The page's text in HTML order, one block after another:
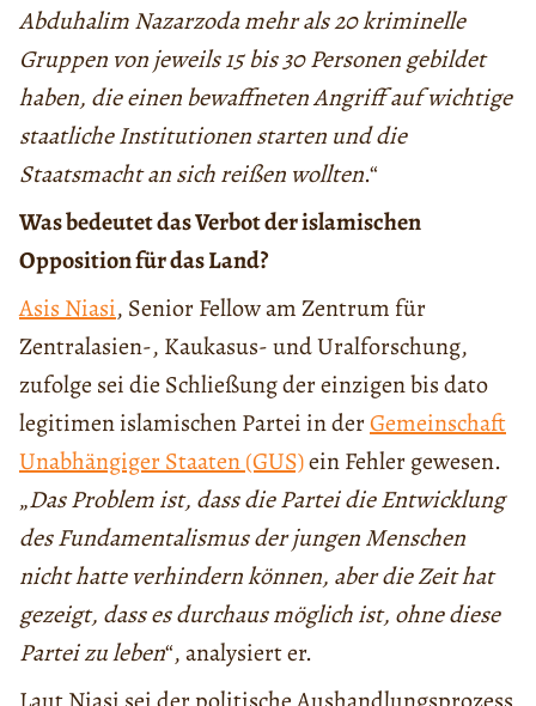
Abduhalim Nazarzoda mehr als 20 kriminelle
Gruppen von jeweils 15 bis 30 Personen gebildet
haben, die einen bewaffneten Angriff auf wichtige
staatliche Institutionen starten und die
Staatsmacht an sich reißen wollten.“
Was bedeutet das Verbot der islamischen
Opposition für das Land?
Asis Niasi, Senior Fellow am Zentrum für
Zentralasien-, Kaukasus- und Uralforschung,
zufolge sei die Schließung der einzigen bis dato
legitimen islamischen Partei in derGemeinschaft
Unabhängiger Staaten (GUS)ein Fehler gewesen.
„Das Problem ist, dass die Partei die Entwicklung
des Fundamentalismus der jungen Menschen
nicht hatte verhindern können, aber die Zeit hat
gezeigt, dass es durchaus möglich ist, ohne diese
Partei zu leben“, analysiert er.